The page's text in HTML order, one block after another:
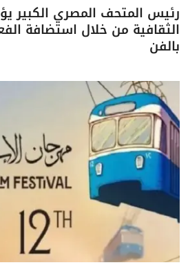
رئيس المتحف المصري الكبير
الثقافية من خلال استضافة
بالفن